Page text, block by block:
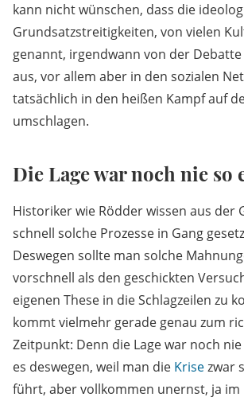
kann nicht wünschen, dass die
Grundsatzstreitigkeiten, von vielen
genannt, irgendwann von der
aus, vor allem aber in den sozialen
tatsächlich in den heißen Kampf auf
umschlagen.
Die Lage war noch nie so
Historiker wie Rödder wissen aus der
schnell solche Prozesse in Gang
Deswegen sollte man solche
vorschnell als den geschickten
eigenen These in die Schlagzeilen zu
kommt vielmehr gerade genau zum
Zeitpunkt: Denn die Lage war noch
es deswegen, weil man die Krisezwar
führt, aber vollkommen unernst, ja im